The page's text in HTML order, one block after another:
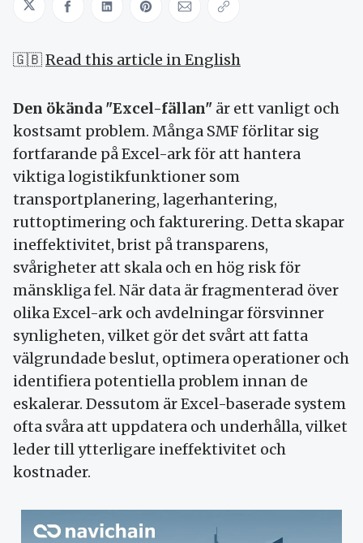
Share on Twitter
Share on Facebook
Share on LinkedIn
Share on Pinterest
Share via Email
Copy link
🇬🇧Read this article in English
Den ökända "Excel-fällan" är ett vanligt och
kostsamt problem. Många SMF förlitar sig
fortfarande på Excel-ark för att hantera
viktiga logistikfunktioner som
transportplanering, lagerhantering,
ruttoptimering och fakturering. Detta skapar
ineffektivitet, brist på transparens,
svårigheter att skala och en hög risk för
mänskliga fel. När data är fragmenterad över
olika Excel-ark och avdelningar försvinner
synligheten, vilket gör det svårt att fatta
välgrundade beslut, optimera operationer och
identifiera potentiella problem innan de
eskalerar. Dessutom är Excel-baserade system
ofta svåra att uppdatera och underhålla, vilket
leder till ytterligare ineffektivitet och
kostnader.